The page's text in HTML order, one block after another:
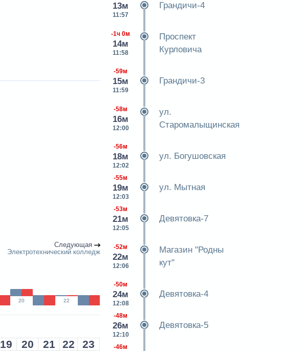
Следующая
Электротехнический колледж
20 22
19 20 21 22 23
13м
11:57
Грандичи-4
-1ч 0м
14м
11:58
Проспект
Курловича
-59м
15м
11:59
Грандичи-3
-58м
16м
12:00
ул.
Старомалыщинская
-56м
18м
12:02
ул. Богушовская
-55м
19м
12:03
ул. Мытная
-53м
21м
12:05
Девятовка-7
-52м
22м
12:06
Магазин "Родны
кут"
-50м
24м
12:08
Девятовка-4
-48м
26м
12:10
Девятовка-5
-46м